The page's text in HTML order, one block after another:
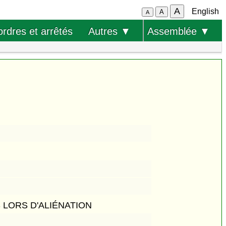
A A A English
et arrêtés Autres ▼ Assemblée ▼
D'ALIÉNATION